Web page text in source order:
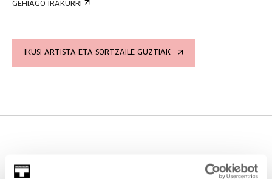
GEHIAGO IRAKURRI
IKUSI ARTISTA ETA SORTZAILE GUZTIAK
JARDUERA HAUETAN PARTE